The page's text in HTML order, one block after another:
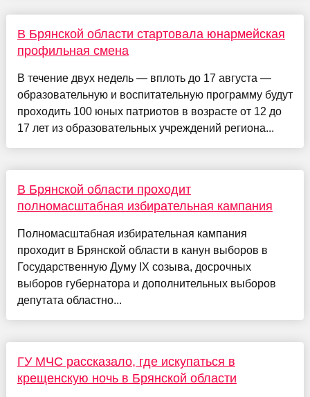
В Брянской области стартовала юнармейская
профильная смена
В течение двух недель — вплоть до 17 августа —
образовательную и воспитательную программу будут
проходить 100 юных патриотов в возрасте от 12 до
17 лет из образовательных учреждений региона...
В Брянской области проходит
полномасштабная избирательная кампания
Полномасштабная избирательная кампания
проходит в Брянской области в канун выборов в
Государственную Думу IX созыва, досрочных
выборов губернатора и дополнительных выборов
депутата областно...
ГУ МЧС рассказало, где искупаться в
крещенскую ночь в Брянской области